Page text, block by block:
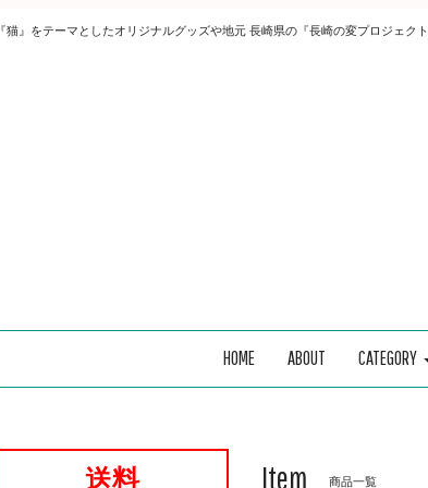
『猫』をテーマとしたオリジナルグッズや地元 長崎県の『長崎の変プロジェク
HOME ABOUT CATEGORY
Item 商品一覧
送料